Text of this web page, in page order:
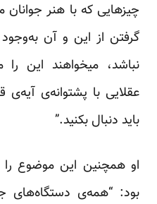
چیزهایی که با هنر
گرفتن از این و آن
نباشد، میخواهند این
عقلایی با پشتوانه‌ی آیه‌ی
باید دنبال بکنید.”
او همچنین این موضوع را
بود: “همه‌ی دستگاه‌های